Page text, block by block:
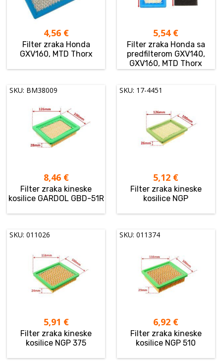
4,56 €
Filter zraka Honda
GXV160, MTD Thorx
5,54 €
Filter zraka Honda sa
predfilterom GXV140,
GXV160, MTD Thorx
SKU: BM38009
8,46 €
Filter zraka kineske
kosilice GARDOL GBD-51R
SKU: 17-4451
5,12 €
Filter zraka kineske
kosilice NGP
SKU: 011026
5,91 €
Filter zraka kineske
kosilice NGP 375
SKU: 011374
6,92 €
Filter zraka kineske
kosilice NGP 510